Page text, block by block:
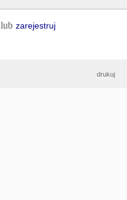
lub zarejestruj
drukuj